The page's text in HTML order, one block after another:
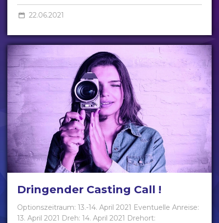
22.06.2021
Dringender Casting Call !
Optionszeitraum: 13.-14. April 2021 Eventuelle Anreise:
13. April 2021 Dreh: 14. April 2021 Drehort: